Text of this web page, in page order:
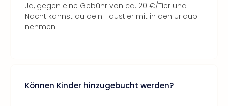
Ja, gegen eine Gebühr von ca. 20 €/Tier und
Nacht kannst du dein Haustier mit in den Urlaub
nehmen.
Können Kinder hinzugebucht werden?